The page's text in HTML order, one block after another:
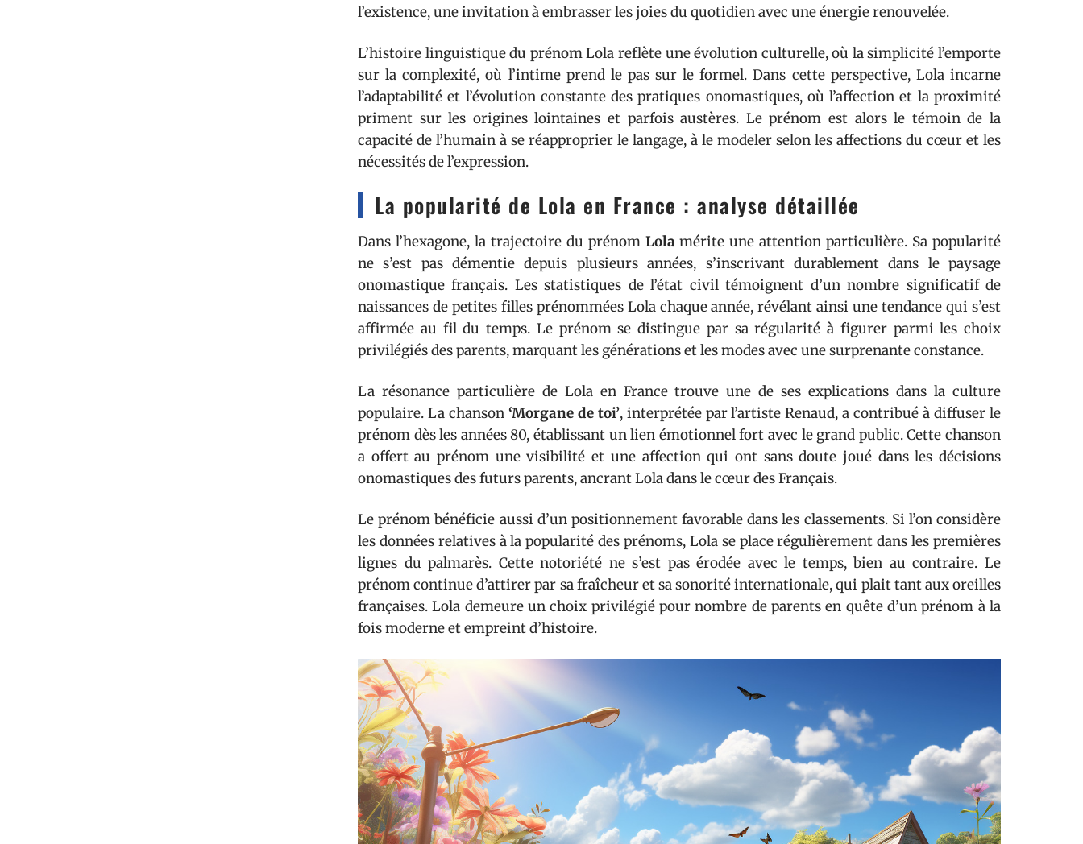
l’existence, une invitation à embrasser les joies du quotidien avec une énergie renouvelée.
L’histoire linguistique du prénom Lola reflète une évolution culturelle, où la simplicité l’emporte
sur la complexité, où l’intime prend le pas sur le formel. Dans cette perspective, Lola incarne
l’adaptabilité et l’évolution constante des pratiques onomastiques, où l’affection et la proximité
priment sur les origines lointaines et parfois austères. Le prénom est alors le témoin de la
capacité de l’humain à se réapproprier le langage, à le modeler selon les affections du cœur et les
nécessités de l’expression.
La popularité de Lola en France : analyse détaillée
Dans l’hexagone, la trajectoire du prénom Lolamérite une attention particulière. Sa popularité
ne s’est pas démentie depuis plusieurs années, s’inscrivant durablement dans le paysage
onomastique français. Les statistiques de l’état civil témoignent d’un nombre significatif de
naissances de petites filles prénommées Lola chaque année, révélant ainsi une tendance qui s’est
affirmée au fil du temps. Le prénom se distingue par sa régularité à figurer parmi les choix
privilégiés des parents, marquant les générations et les modes avec une surprenante constance.
La résonance particulière de Lola en France trouve une de ses explications dans la culture
populaire. La chanson ‘Morgane de toi’, interprétée par l’artiste Renaud, a contribué à diffuser le
prénom dès les années 80, établissant un lien émotionnel fort avec le grand public. Cette chanson
a offert au prénom une visibilité et une affection qui ont sans doute joué dans les décisions
onomastiques des futurs parents, ancrant Lola dans le cœur des Français.
Le prénom bénéficie aussi d’un positionnement favorable dans les classements. Si l’on considère
les données relatives à la popularité des prénoms, Lola se place régulièrement dans les premières
lignes du palmarès. Cette notoriété ne s’est pas érodée avec le temps, bien au contraire. Le
prénom continue d’attirer par sa fraîcheur et sa sonorité internationale, qui plait tant aux oreilles
françaises. Lola demeure un choix privilégié pour nombre de parents en quête d’un prénom à la
fois moderne et empreint d’histoire.